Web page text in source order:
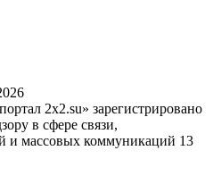
2x2.su» зарегистрировано
в сфере связи,
и массовых коммуникаций 13